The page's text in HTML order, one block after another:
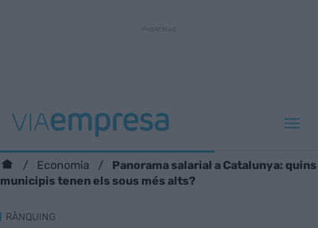
Economia
Panorama salarial a Catalunya: quins
municipis tenen els sous més alts?
RÀNQUING